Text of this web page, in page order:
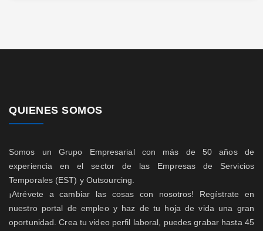
QUIENES SOMOS
Somos un Grupo Empresarial con más de 50 años de
experiencia en el sector de las Empresas de Servicios
Temporales (EST) y Outsourcing.
¡Atrévete a cambiar las cosas con nosotros! Regístrate en
nuestro portal de empleo y haz de tu hoja de vida una gran
oportunidad. Crea tu video perfil laboral, puedes grabar hasta 45